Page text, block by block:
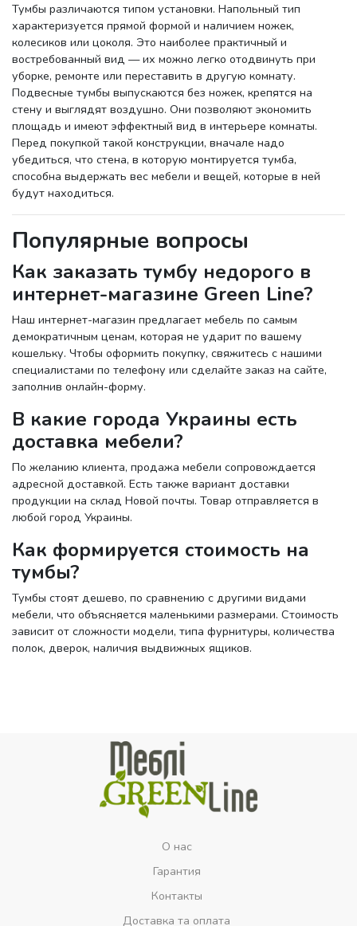
Тумбы различаются типом установки. Напольный тип
характеризуется прямой формой и наличием ножек,
колесиков или цоколя. Это наиболее практичный и
востребованный вид — их можно легко отодвинуть при
уборке, ремонте или переставить в другую комнату.
Подвесные тумбы выпускаются без ножек, крепятся на
стену и выглядят воздушно. Они позволяют экономить
площадь и имеют эффектный вид в интерьере комнаты.
Перед покупкой такой конструкции, вначале надо
убедиться, что стена, в которую монтируется тумба,
способна выдержать вес мебели и вещей, которые в ней
будут находиться.
Популярные вопросы
Как заказать тумбу недорого в
интернет-магазине Green Line?
Наш интернет-магазин предлагает мебель по самым
демократичным ценам, которая не ударит по вашему
кошельку. Чтобы оформить покупку, свяжитесь с нашими
специалистами по телефону или сделайте заказ на сайте,
заполнив онлайн-форму.
В какие города Украины есть
доставка мебели?
По желанию клиента, продажа мебели сопровождается
адресной доставкой. Есть также вариант доставки
продукции на склад Новой почты. Товар отправляется в
любой город Украины.
Как формируется стоимость на
тумбы?
Тумбы стоят дешево, по сравнению с другими видами
мебели, что объясняется маленькими размерами. Стоимость
зависит от сложности модели, типа фурнитуры, количества
полок, дверок, наличия выдвижных ящиков.
О нас
Гарантия
Контакты
Доставка та оплата